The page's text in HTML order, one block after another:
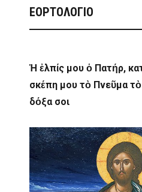
ΕΟΡΤΟΛΟΓΙΟ
Ἡ ἐλπίς μου ὁ Πατήρ,
σκέπη μου τὸ Πνεῦμα τὸ
δόξα σοι